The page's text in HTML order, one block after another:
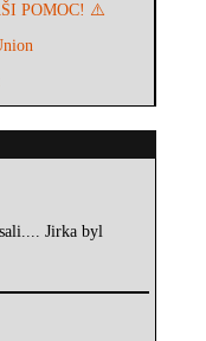
POMOC! ⚠️
Jirka byl